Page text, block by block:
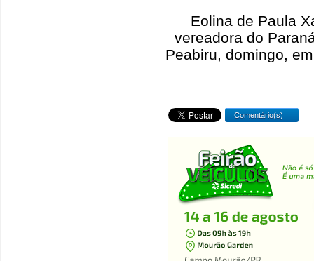
Eolina de Paula
vereadora do
Peabiru, domingo,
Comentário(s)